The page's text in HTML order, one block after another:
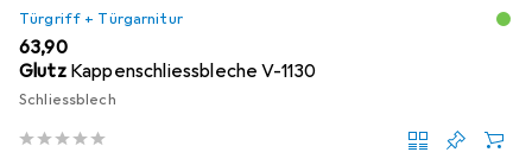
Türgriff + Türgarnitur
EUR
63,90
Glutz Kappenschliessbleche V-1130
Schliessblech